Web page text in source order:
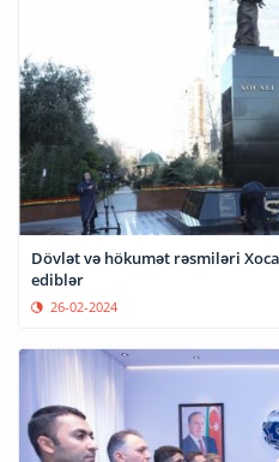
Dövlət və hökumət rəsmiləri
ediblər
26-02-2024